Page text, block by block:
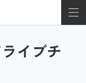
イブチ